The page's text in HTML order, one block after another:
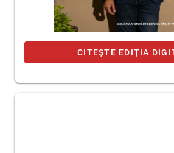
CITEȘTE EDIȚIA